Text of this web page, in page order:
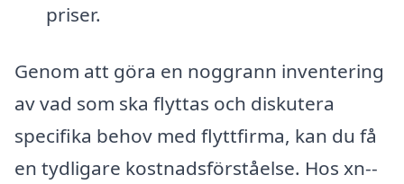
priser.
Genom att göra en noggrann inventering
av vad som ska flyttas och diskutera
specifika behov med flyttfirma, kan du få
en tydligare kostnadsförståelse. Hos xn--